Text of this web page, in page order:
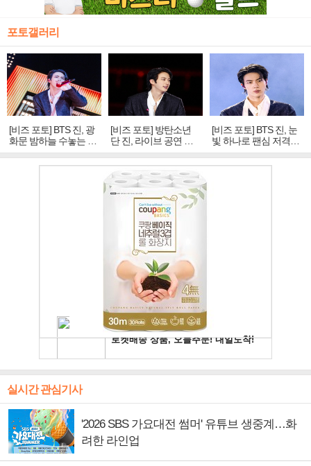
포토갤러리
[비즈 포토] BTS 진, 광
화문 밤하늘 수놓는 '비
주얼 킹'의 열창
[비즈 포토] 방탄소년
단 진, 라이브 공연 중
빛나는 독보적 아우라
[비즈 포토] BTS 진, 눈
빛 하나로 팬심 저격…
독보적 카리스마
실시간 관심기사
'2026 SBS 가요대전 썸머' 유튜브 생중계…화
려한 라인업